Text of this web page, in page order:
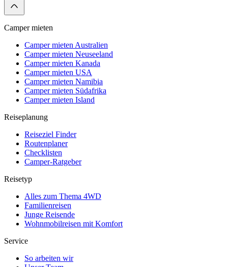
Camper mieten
Camper mieten Australien
Camper mieten Neuseeland
Camper mieten Kanada
Camper mieten USA
Camper mieten Namibia
Camper mieten Südafrika
Camper mieten Island
Reiseplanung
Reiseziel Finder
Routenplaner
Checklisten
Camper-Ratgeber
Reisetyp
Alles zum Thema 4WD
Familienreisen
Junge Reisende
Wohnmobilreisen mit Komfort
Service
So arbeiten wir